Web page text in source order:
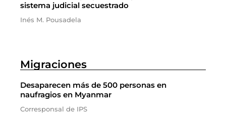
sistema judicial secuestrado
Inés M. Pousadela
Migraciones
Desaparecen más de 500 personas en
naufragios en Myanmar
Corresponsal de IPS